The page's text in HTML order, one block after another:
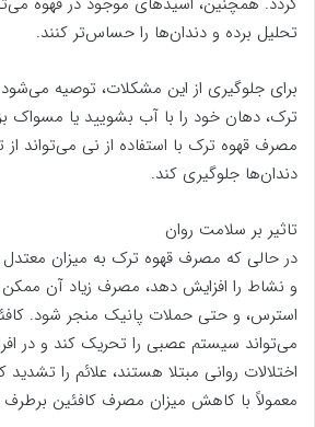
تحلیل برده و دندان‌ها را حساس‌تر کنند.
برای جلوگیری از این مشکلات، توصیه
ترک، دهان خود را با آب بشویید یا مسواک
مصرف قهوه ترک با استفاده از نی می‌تواند
دندان‌ها جلوگیری کند.
تاثیر بر سلامت روان
در حالی که مصرف قهوه ترک به میزان
و نشاط را افزایش دهد، مصرف زیاد آن
استرس، و حتی حملات پانیک منجر شود.
می‌تواند سیستم عصبی را تحریک کند و در
اختلالات روانی مبتلا هستند، علائم را تشدید
معمولاً با کاهش میزان مصرف کافئین